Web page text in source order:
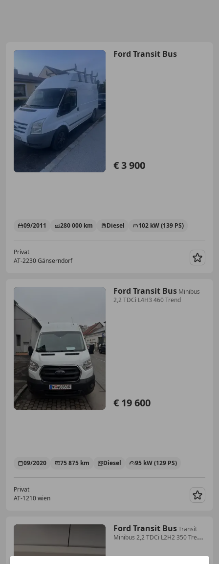
Ford Transit Bus
€ 3 900
09/2011 280 000 km Diesel 102 kW (139 PS)
Privat
AT-2230 Gänserndorf
Ford Transit Bus Minibus
2,2 TDCi L4H3 460 Trend
€ 19 600
09/2020 75 875 km Diesel 95 kW (129 PS)
Privat
AT-1210 wien
Ford Transit BusTransit
Minibus 2,2 TDCi L2H2 350 Trend